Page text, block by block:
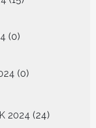
producten
00
0
producten
2024 24
producten